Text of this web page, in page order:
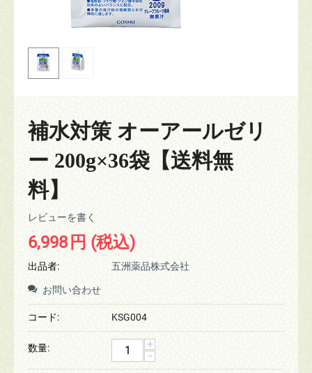
補水対策 オーアールゼリ
ー 200g×36袋【送料無
料】
レビューを書く
6,998 円 (税込)
出品者: 五洲薬品株式会社
お問い合わせ
コード: KSG004
数量:
+
−